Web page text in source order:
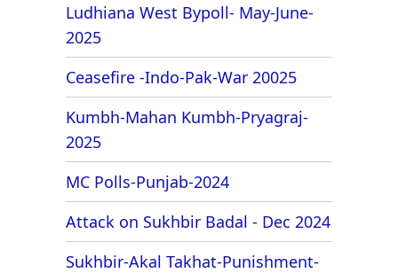
Ludhiana West Bypoll- May-June-
2025
Ceasefire -Indo-Pak-War 20025
Kumbh-Mahan Kumbh-Pryagraj-
2025
MC Polls-Punjab-2024
Attack on Sukhbir Badal - Dec 2024
Sukhbir-Akal Takhat-Punishment-